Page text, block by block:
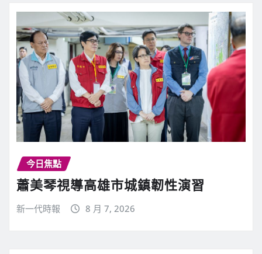
今日焦點
蕭美琴視導高雄市城鎮韌性演習
新一代時報 8 月 7, 2026